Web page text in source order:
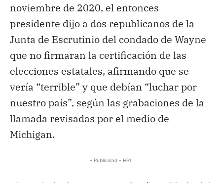
noviembre de 2020, el entonces
presidente dijo a dos republicanos de la
Junta de Escrutinio del condado de Wayne
que no firmaran la certificación de las
elecciones estatales, afirmando que se
vería “terrible” y que debían “luchar por
nuestro país”, según las grabaciones de la
llamada revisadas por el medio de
Michigan.
- Publicidad - HP1